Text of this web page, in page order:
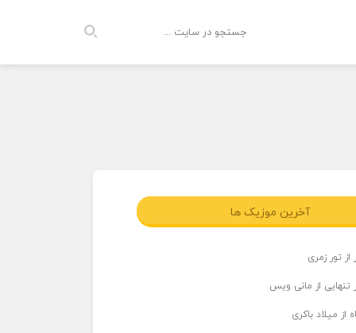
آخرین موزیک ها
تور زمری
تنهایی از مانی ویس
از میلاد باکری